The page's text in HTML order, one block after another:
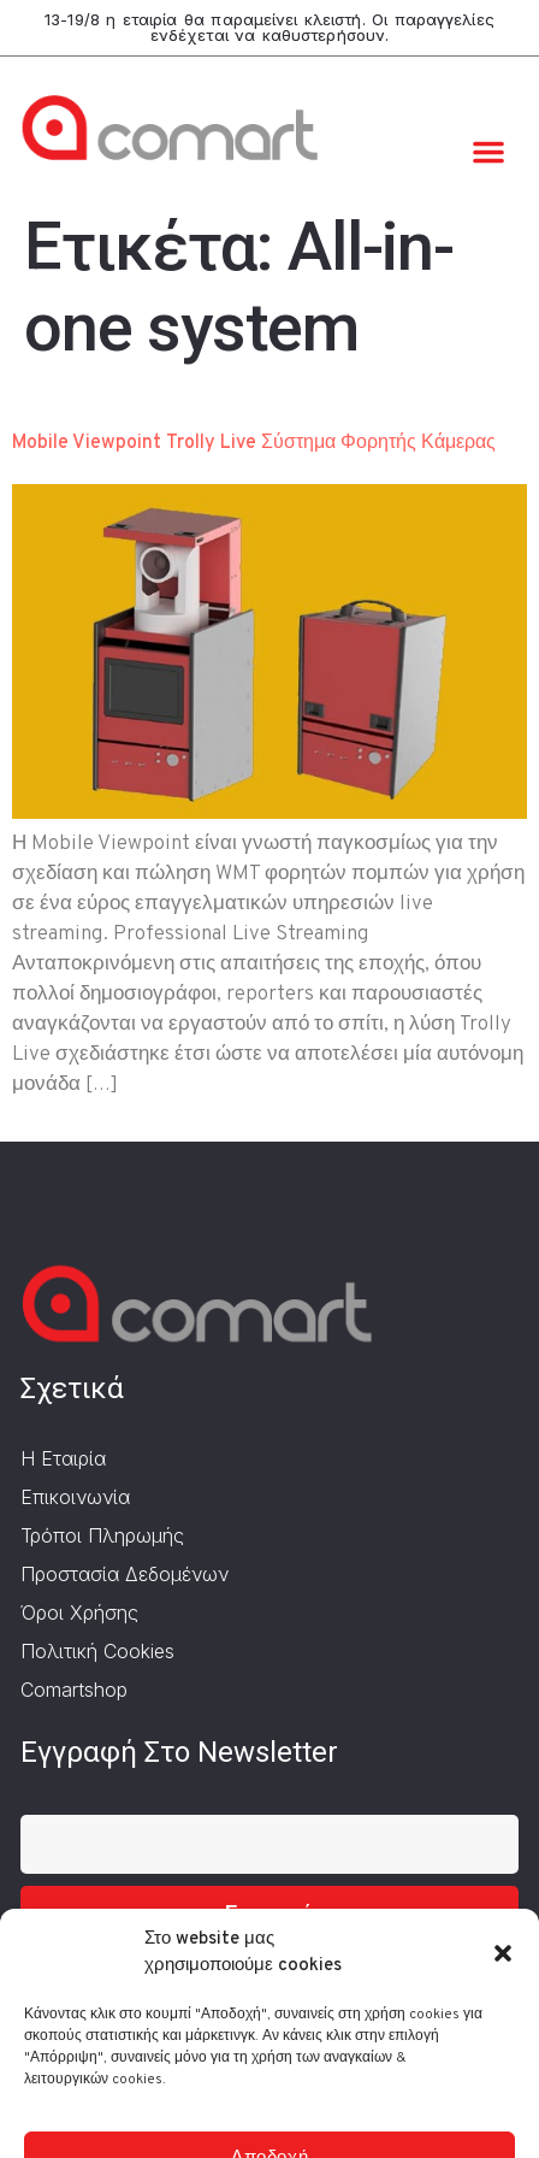
Στο website μας
χρησιμοποιούμε cookies
Κάνοντας κλικ στο κουμπί "Αποδοχή", συναινείς στη χρήση cookies για
σκοπούς στατιστικής και μάρκετινγκ. Αν κάνεις κλικ στην επιλογή
"Απόρριψη", συναινείς μόνο για τη χρήση των αναγκαίων &
λειτουργικών cookies.
13-19/8 η εταιρία θα παραμείνει κλειστή. Οι παραγγελίες
ενδέχεται να καθυστερήσουν.
Ετικέτα:All-in-
one system
Mobile Viewpoint Trolly Live Σύστημα Φορητής Κάμερας
Η Mobile Viewpoint είναι γνωστή παγκοσμίως για την
σχεδίαση και πώληση WMT φορητών πομπών για χρήση
σε ένα εύρος επαγγελματικών υπηρεσιών live
streaming. Professional Live Streaming
Ανταποκρινόμενη στις απαιτήσεις της εποχής, όπου
πολλοί δημοσιογράφοι, reporters και παρουσιαστές
αναγκάζονται να εργαστούν από το σπίτι, η λύση Trolly
Live σχεδιάστηκε έτσι ώστε να αποτελέσει μία αυτόνομη
μονάδα […]
Σχετικά
Η Εταιρία
Επικοινωνία
Τρόποι Πληρωμής
Προστασία Δεδομένων
Όροι Χρήσης
Πολιτική Cookies
Comartshop
Εγγραφή Στο Newsletter
Εγγραφή
Τηλ.: 210 3416200